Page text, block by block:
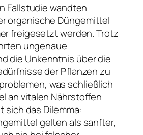
Fallstudie wandten
organische Düngemittel
freigesetzt werden. Trotz
ungenaue
die Unkenntnis über die
der Pflanzen zu
was schließlich
an vitalen Nährstoffen
sich das Dilemma:
gelten als sanfter,